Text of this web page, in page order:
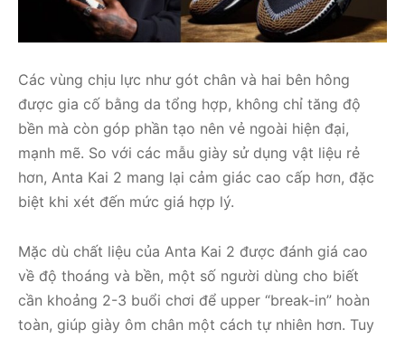
Các vùng chịu lực như gót chân và hai bên hông
được gia cố bằng da tổng hợp, không chỉ tăng độ
bền mà còn góp phần tạo nên vẻ ngoài hiện đại,
mạnh mẽ. So với các mẫu giày sử dụng vật liệu rẻ
hơn, Anta Kai 2 mang lại cảm giác cao cấp hơn, đặc
biệt khi xét đến mức giá hợp lý.
Mặc dù chất liệu của Anta Kai 2 được đánh giá cao
về độ thoáng và bền, một số người dùng cho biết
cần khoảng 2-3 buổi chơi để upper “break-in” hoàn
toàn, giúp giày ôm chân một cách tự nhiên hơn. Tuy